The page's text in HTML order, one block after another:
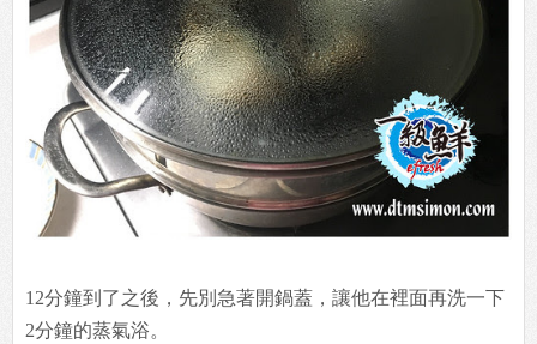
12分鐘到了之後，先別急著開鍋蓋，讓他在裡面再洗一下
2分鐘的蒸氣浴。